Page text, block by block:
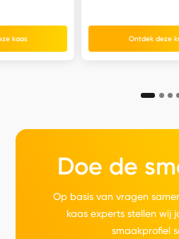
kaas Ontdek deze
Doe de
Op basis van vragen
kaas experts stellen wij
smaakprofiel